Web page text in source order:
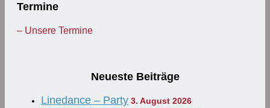
Termine
– Unsere Termine
Neueste Beiträge
Linedance – Party 3. August 2026